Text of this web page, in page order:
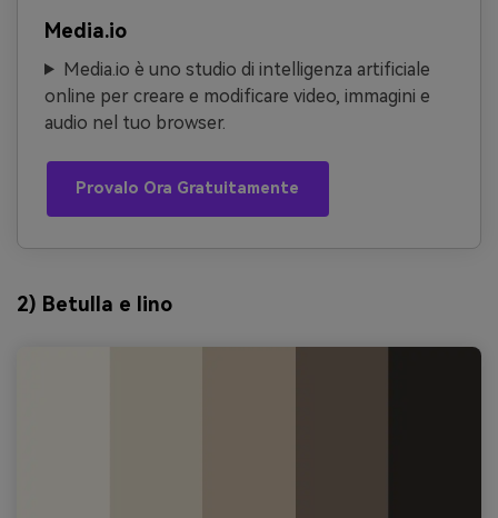
Media.io
Media.io è uno studio di intelligenza artificiale
online per creare e modificare video, immagini e
audio nel tuo browser.
Provalo Ora Gratuitamente
2) Betulla e lino